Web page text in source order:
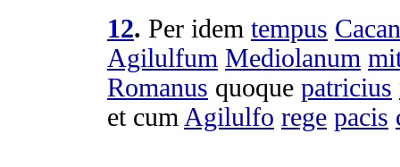
12. Per idem tempus
Agilulfum Mediolanum
Romanus quoque patricius
et cum Agilulfo rege pacis